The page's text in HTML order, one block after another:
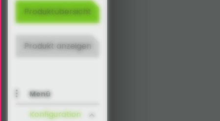
Produktübersicht
Produkt anzeigen
Menü
Konfiguration